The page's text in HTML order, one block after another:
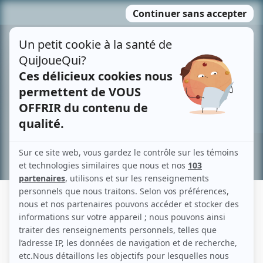
MENU
contenu
Recherche avancée »
GABRIELLE MEJIA PEREZ
Liens
Fiche de Gabrielle Mejia Perez sur Showbizz.net